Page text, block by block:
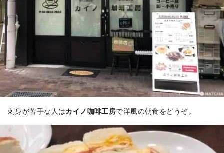
刺身が苦手な人はカイノ咖啡工房で洋風の朝食をどうぞ。